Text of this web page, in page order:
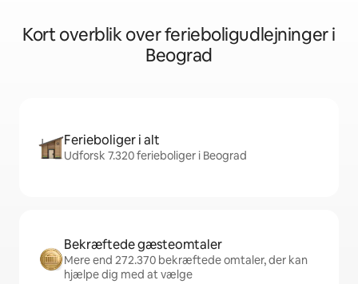
Kort overblik over ferieboligudlejninger i
Beograd
Ferieboliger i alt
Udforsk 7.320 ferieboliger i Beograd
Bekræftede gæsteomtaler
Mere end 272.370 bekræftede omtaler, der kan
hjælpe dig med at vælge